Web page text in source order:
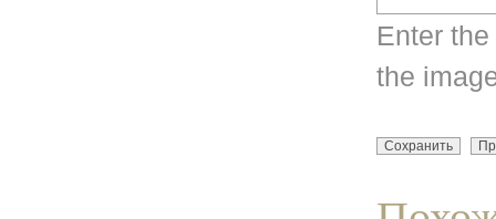
Enter
the